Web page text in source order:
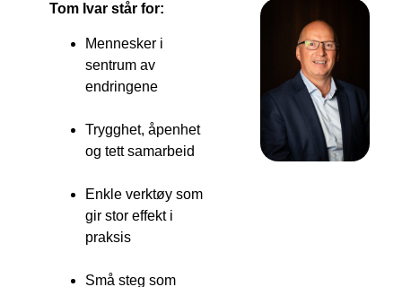
Tom Ivar står for:
Mennesker i
sentrum av
endringene
Trygghet, åpenhet
og tett samarbeid
Enkle verktøy som
gir stor effekt i
praksis
Små steg som